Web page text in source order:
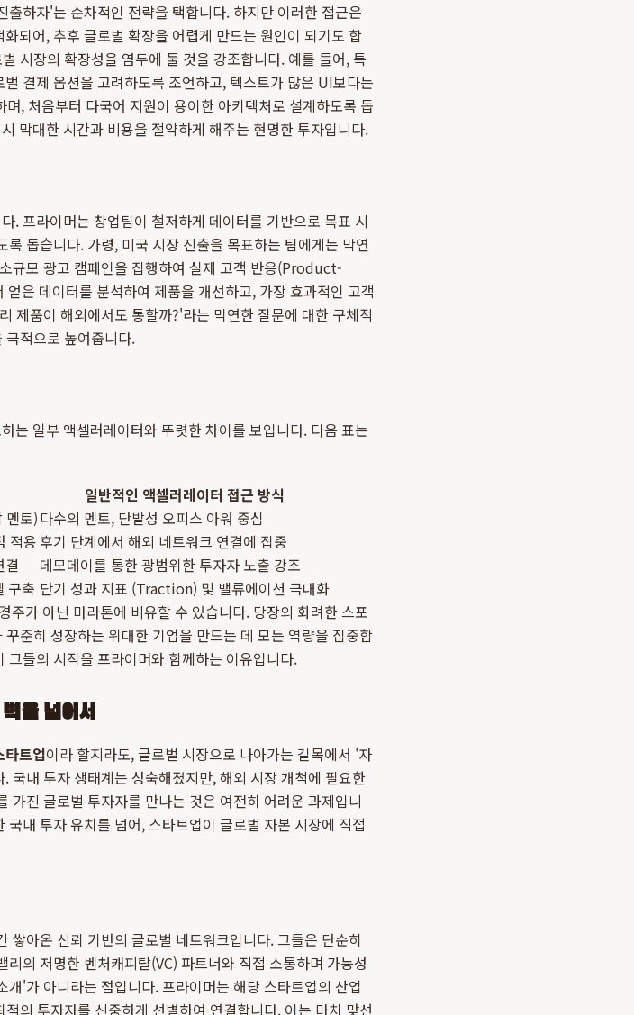
하자'는 순차적인 전략을 택합니다. 하지만 이러한 접근은
되어, 추후 글로벌 확장을 어렵게 만드는 원인이 되기도 합
시장의 확장성을 염두에 둘 것을 강조합니다. 예를 들어, 특
결제 옵션을 고려하도록 조언하고, 텍스트가 많은 UI보다는
, 처음부터 다국어 지원이 용이한 아키텍처로 설계하도록 돕
시 막대한 시간과 비용을 절약하게 해주는 현명한 투자입니다.
. 프라이머는 창업팀이 철저하게 데이터를 기반으로 목표 시
돕습니다. 가령, 미국 시장 진출을 목표하는 팀에게는 막연
규모 광고 캠페인을 집행하여 실제 고객 반응(Product-
은 데이터를 분석하여 제품을 개선하고, 가장 효과적인 고객
제품이 해외에서도 통할까?'라는 막연한 질문에 대한 구체적
극적으로 높여줍니다.
는 일부 액셀러레이터와 뚜렷한 차이를 보입니다. 다음 표는
일반적인 액셀러레이터 접근 방식
멘토)다수의 멘토, 단발성 오피스 아워 중심
적용 후기 단계에서 해외 네트워크 연결에 집중
결
데모데이를 통한 광범위한 투자자 노출 강조
구축 단기 성과 지표 (Traction) 및 밸류에이션 극대화
주가 아닌 마라톤에 비유할 수 있습니다. 당장의 화려한 스포
준히 성장하는 위대한 기업을 만드는 데 모든 역량을 집중합
그들의 시작을 프라이머와 함께하는 이유입니다.
을 넘어서
타트업이라 할지라도, 글로벌 시장으로 나아가는 길목에서 '자
국내 투자 생태계는 성숙해졌지만, 해외 시장 개척에 필요한
가진 글로벌 투자자를 만나는 것은 여전히 어려운 과제입니
내 투자 유치를 넘어, 스타트업이 글로벌 자본 시장에 직접
쌓아온 신뢰 기반의 글로벌 네트워크입니다. 그들은 단순히
의 저명한 벤처캐피탈(VC) 파트너와 직접 소통하며 가능성
'가 아니라는 점입니다. 프라이머는 해당 스타트업의 산업
의 투자자를 신중하게 선별하여 연결합니다. 이는 마치 맞선